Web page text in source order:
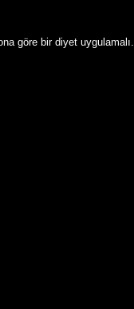
göre bir diyet uygulamalı.